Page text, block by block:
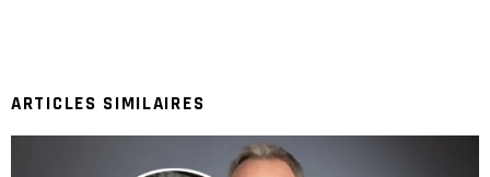
ARTICLES SIMILAIRES